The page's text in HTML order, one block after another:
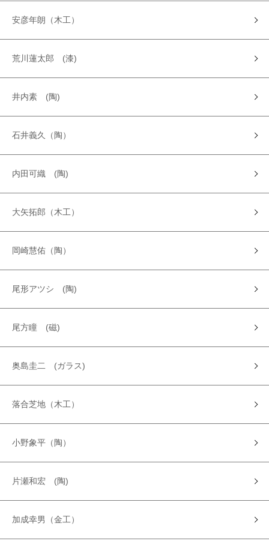
安彦年朗（木工）
荒川蓮太郎 (漆)
井内素 (陶)
石井義久（陶）
内田可織 (陶)
大矢拓郎（木工）
岡崎慧佑（陶）
尾形アツシ (陶)
尾方瞳 (磁)
奥島圭二 (ガラス)
落合芝地（木工）
小野象平（陶）
片瀬和宏 (陶)
加成幸男（金工）